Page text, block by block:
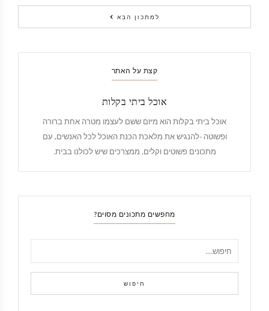
למתכון הבא
קצת על האתר
אוכל ביתי בקלות
אוכל ביתי בקלות הוא מיזם ששם לעצמו מטרה אחת ברורה
ופשוטה -להנגיש את מלאכת הכנת האוכל לכל האנשים, עם
מתכונים פשוטים וקלים, ממצרכים שיש לכולנו בבית.
מחפשים מתכונים מסוים?
חיפוש